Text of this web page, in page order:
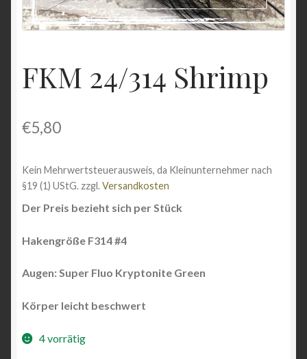
Shop
Vertrag widerrufen
Warenkorb
Zahlungsarten
FKM 24/314 Shrimp
€5,80
Kein Mehrwertsteuerausweis, da Kleinunternehmer nach
§19 (1) UStG. zzgl.Versandkosten
Der Preis bezieht sich per Stück
Hakengröße F314 #4
Augen: Super Fluo Kryptonite Green
Körper leicht beschwert
4 vorrätig